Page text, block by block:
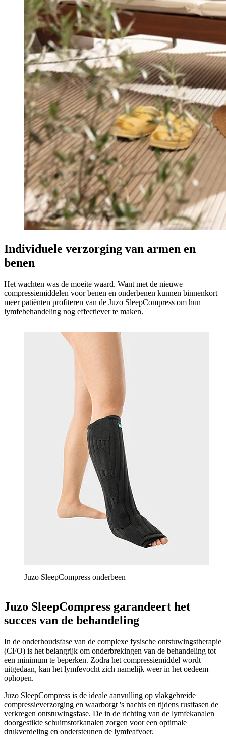
Individuele verzorging van armen en
benen
Het wachten was de moeite waard. Want met de nieuwe
compressiemiddelen voor benen en onderbenen kunnen binnenkort
meer patiënten profiteren van de Juzo SleepCompress om hun
lymfebehandeling nog effectiever te maken.
Juzo SleepCompress onderbeen
Juzo SleepCompress garandeert het
succes van de behandeling
In de onderhoudsfase van de complexe fysische ontstuwingstherapie
(CFO) is het belangrijk om onderbrekingen van de behandeling tot
een minimum te beperken. Zodra het compressiemiddel wordt
uitgedaan, kan het lymfevocht zich namelijk weer in het oedeem
ophopen.
Juzo SleepCompress is de ideale aanvulling op vlakgebreide
compressieverzorging en waarborgt 's nachts en tijdens rustfasen de
verkregen ontstuwingsfase. De in de richting van de lymfekanalen
doorgestikte schuimstofkanalen zorgen voor een optimale
drukverdeling en ondersteunen de lymfeafvoer.